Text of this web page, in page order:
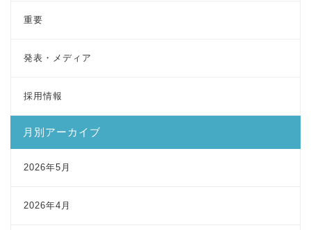
重要
発表・メディア
採用情報
月別アーカイブ
2026年5月
2026年4月